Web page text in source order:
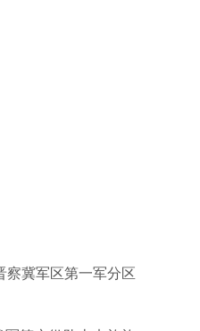
察冀军区第一军分区